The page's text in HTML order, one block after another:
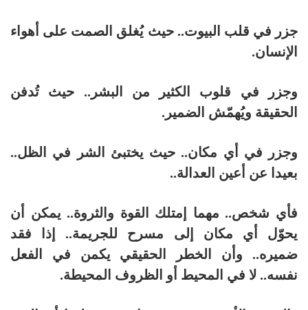
جزر في قلب البيوت.. حيث يُغلق الصمت على أهواء
الإنسان.
وجزر في قلوب الكثير من البشر.. حيث تُدفن
الحقيقة ويُهمّش الضمير.
وجزر في أي مكان.. حيث يختبئ الشر في الظل..
بعيدا عن أعين العدالة..
فأي شخص.. مهما إمتلك القوة والثروة.. يمكن أن
يحوّل أي مكان إلى مسرح للجريمة.. إذا فقد
ضميره.. وأن الخطر الحقيقي يكمن في الفعل
نفسه.. لا في المحيط أو الظروف المحيطة.